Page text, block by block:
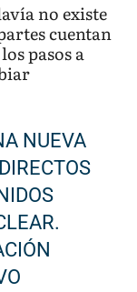
no existe
cuentan
pasos a
NUEVA